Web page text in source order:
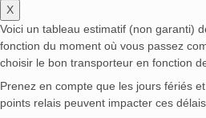
X
Voici un tableau estimatif (non garanti)
fonction du moment où vous passez
choisir le bon transporteur en fonction
Prenez en compte que les jours fériés
points relais peuvent impacter ces délais.